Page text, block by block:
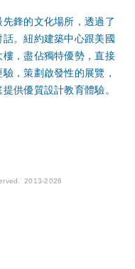
鋒的文化場所，透過了
。紐約建築中心跟美國
，盡佔獨特優勢，直接
，策劃啟發性的展覽，
供優質設計教育體驗。
2013-2026